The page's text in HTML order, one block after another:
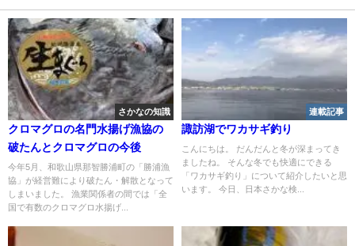
さかなの知識
クロマグロの名門水揚げ漁協の
破たんとクロマグロの今後
今年5月、和歌山県那智勝浦町の「勝浦漁
協」が経営難により破たん・解散となって
しまいました。 漁業関係者の間では「全
国で有数のクロマグロ水揚げ...
連載記事
諏訪湖でワカサギ釣り
こんにちは。 だんだんと冬が深まってき
ましたね。 そんな冬でも快適にできる
「ワカサギ釣り」について紹介したいと思
います。 今日、日本さかな検...